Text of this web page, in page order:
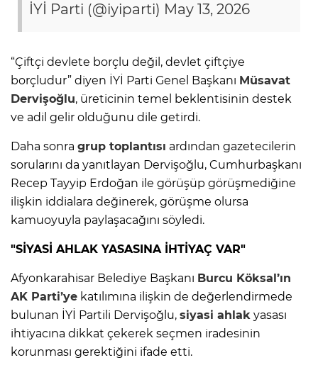
İYİ Parti (@iyiparti) May 13, 2026
“Çiftçi devlete borçlu değil, devlet çiftçiye
borçludur” diyen İYİ Parti Genel Başkanı Müsavat
Dervişoğlu, üreticinin temel beklentisinin destek
ve adil gelir olduğunu dile getirdi.
Daha sonra grup toplantısı ardından gazetecilerin
sorularını da yanıtlayan Dervişoğlu, Cumhurbaşkanı
Recep Tayyip Erdoğan ile görüşüp görüşmediğine
ilişkin iddialara değinerek, görüşme olursa
kamuoyuyla paylaşacağını söyledi.
"SİYASİ AHLAK YASASINA İHTİYAÇ VAR"
Afyonkarahisar Belediye Başkanı Burcu Köksal’ın
AK Parti’ye katılımına ilişkin de değerlendirmede
bulunan İYİ Partili Dervişoğlu, siyasi ahlak yasası
ihtiyacına dikkat çekerek seçmen iradesinin
korunması gerektiğini ifade etti.